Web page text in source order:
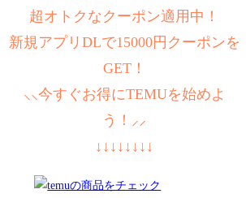
超オトクなクーポン適用中！
新規アプリDLで15000円クーポンを
GET！
⸜⸜今すぐお得にTEMUを始めよ
う！⸝⸝
↓↓↓↓↓↓↓↓